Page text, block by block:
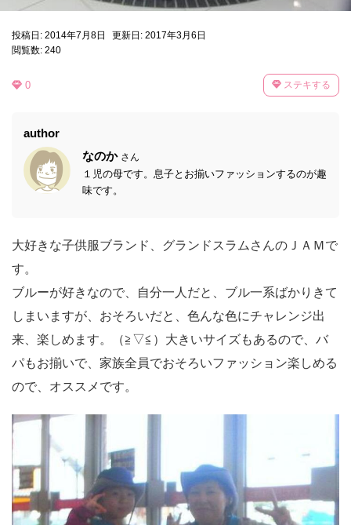
投稿日: 2014年7月8日
更新日: 2017年3月6日
閲覧数: 240
0 ステキする
author
なのか さん
１児の母です。息子とお揃いファッションするのが趣
味です。
大好きな子供服ブランド、グランドスラムさんのＪＡＭで
す。
ブルーが好きなので、自分一人だと、ブル一系ばかりきて
しまいますが、おそろいだと、色んな色にチャレンジ出
来、楽しめます。（≧▽≦）大きいサイズもあるので、バ
パもお揃いで、家族全員でおそろいファッション楽しめる
ので、オススメです。